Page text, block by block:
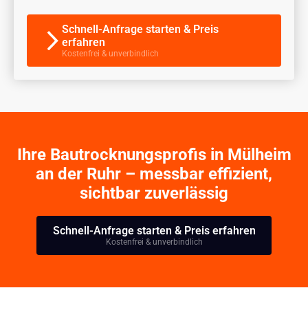
Schnell-Anfrage starten & Preis
erfahren
Kostenfrei & unverbindlich
Ihre Bautrocknungsprofis in Mülheim
an der Ruhr – messbar effizient,
sichtbar zuverlässig
Schnell-Anfrage starten & Preis erfahren
Kostenfrei & unverbindlich